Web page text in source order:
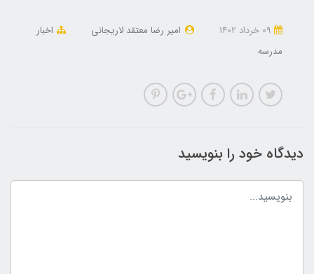
امیر رضا معتقد لاریجانی
اخبار
مدرسه
دیدگاه خود را بنویسید